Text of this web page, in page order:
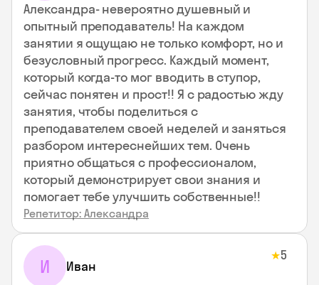
Александра- невероятно душевный и
опытный преподаватель! На каждом
занятии я ощущаю не только комфорт, но и
безусловный прогресс. Каждый момент,
который когда-то мог вводить в ступор,
сейчас понятен и прост!! Я с радостью жду
занятия, чтобы поделиться с
преподавателем своей неделей и заняться
разбором интереснейших тем. Очень
приятно общаться с профессионалом,
который демонстрирует свои знания и
помогает тебе улучшить собственные!!
Репетитор: Александра
И Иван
★5